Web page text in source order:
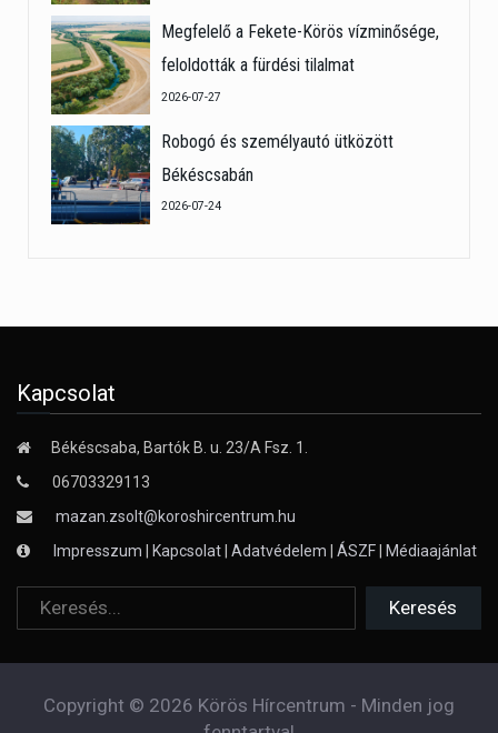
Megfelelő a Fekete-Körös vízminősége,
feloldották a fürdési tilalmat
2026-07-27
Robogó és személyautó ütközött
Békéscsabán
2026-07-24
Kapcsolat
Békéscsaba, Bartók B. u. 23/A Fsz. 1.
06703329113
mazan.zsolt@koroshircentrum.hu
Impresszum
Kapcsolat Adatvédelem ÁSZF Médiaajánlat
Copyright © 2026 Körös Hírcentrum - Minden jog